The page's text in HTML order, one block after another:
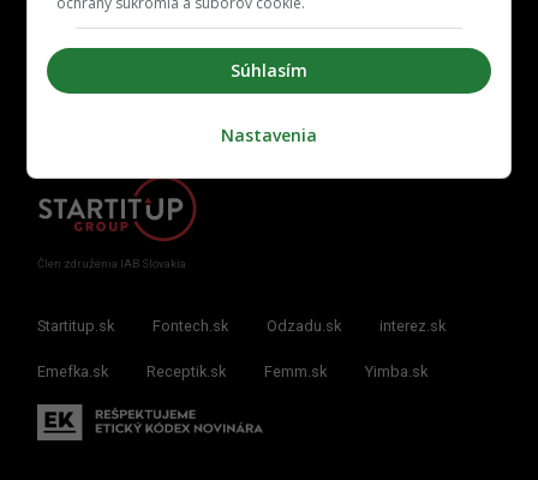
Člen združenia IAB Slovakia
Startitup.sk Fontech.sk Odzadu.sk interez.sk
Emefka.sk Receptik.sk Femm.sk Yimba.sk
Súhlasím
Nastavenia